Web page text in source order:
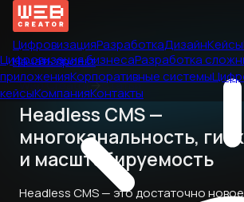
ЦифровизацияРазработкаДизайнКейсы
Начать проект
Цифровизация бизнесаРазработка
приложенияКорпоративные системы
кейсыКомпанияКонтакты
Web Creator→Статьи
Headless CMS —
многоканальность,
и масштабируемость
Headless CMS — это достаточно